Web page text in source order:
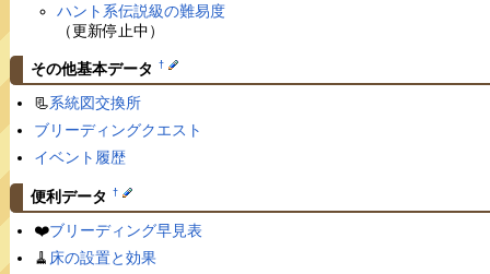
ハント系伝説級の難易度
（更新停止中）
その他基本データ †
📃系統図交換所
ブリーディングクエスト
イベント履歴
便利データ †
❤️ブリーディング早見表
🧹 床の設置と効果